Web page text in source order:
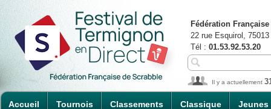
Accueil Tournois Classements Classique Jeunes
Fédération
22 rue Esquirol,
Tél : 01.53.92.53.20
Il y a actuellement